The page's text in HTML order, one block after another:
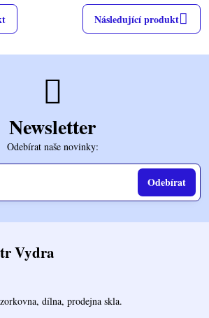
Následující produkt
Newsletter
Odebírat naše novinky:
Odebírat
Vydra
dílna, prodejna skla.